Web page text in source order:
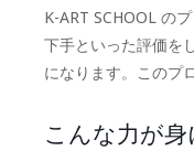
K-ART SCHOOL の
下手といった評価を
になります。このプ
こんな力が